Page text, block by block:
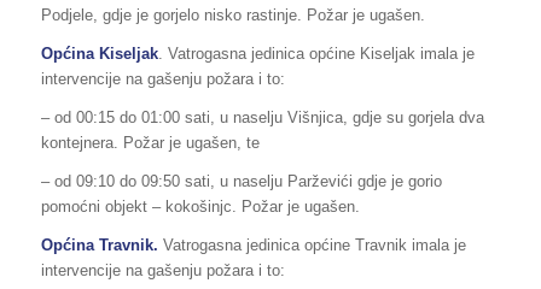
Podjele, gdje je gorjelo nisko rastinje. Požar je ugašen.
Općina Kiseljak. Vatrogasna jedinica općine Kiseljak imala je
intervencije na gašenju požara i to:
– od 00:15 do 01:00 sati, u naselju Višnjica, gdje su gorjela dva
kontejnera. Požar je ugašen, te
– od 09:10 do 09:50 sati, u naselju Parževići gdje je gorio
pomoćni objekt – kokošinjc. Požar je ugašen.
Općina Travnik. Vatrogasna jedinica općine Travnik imala je
intervencije na gašenju požara i to: